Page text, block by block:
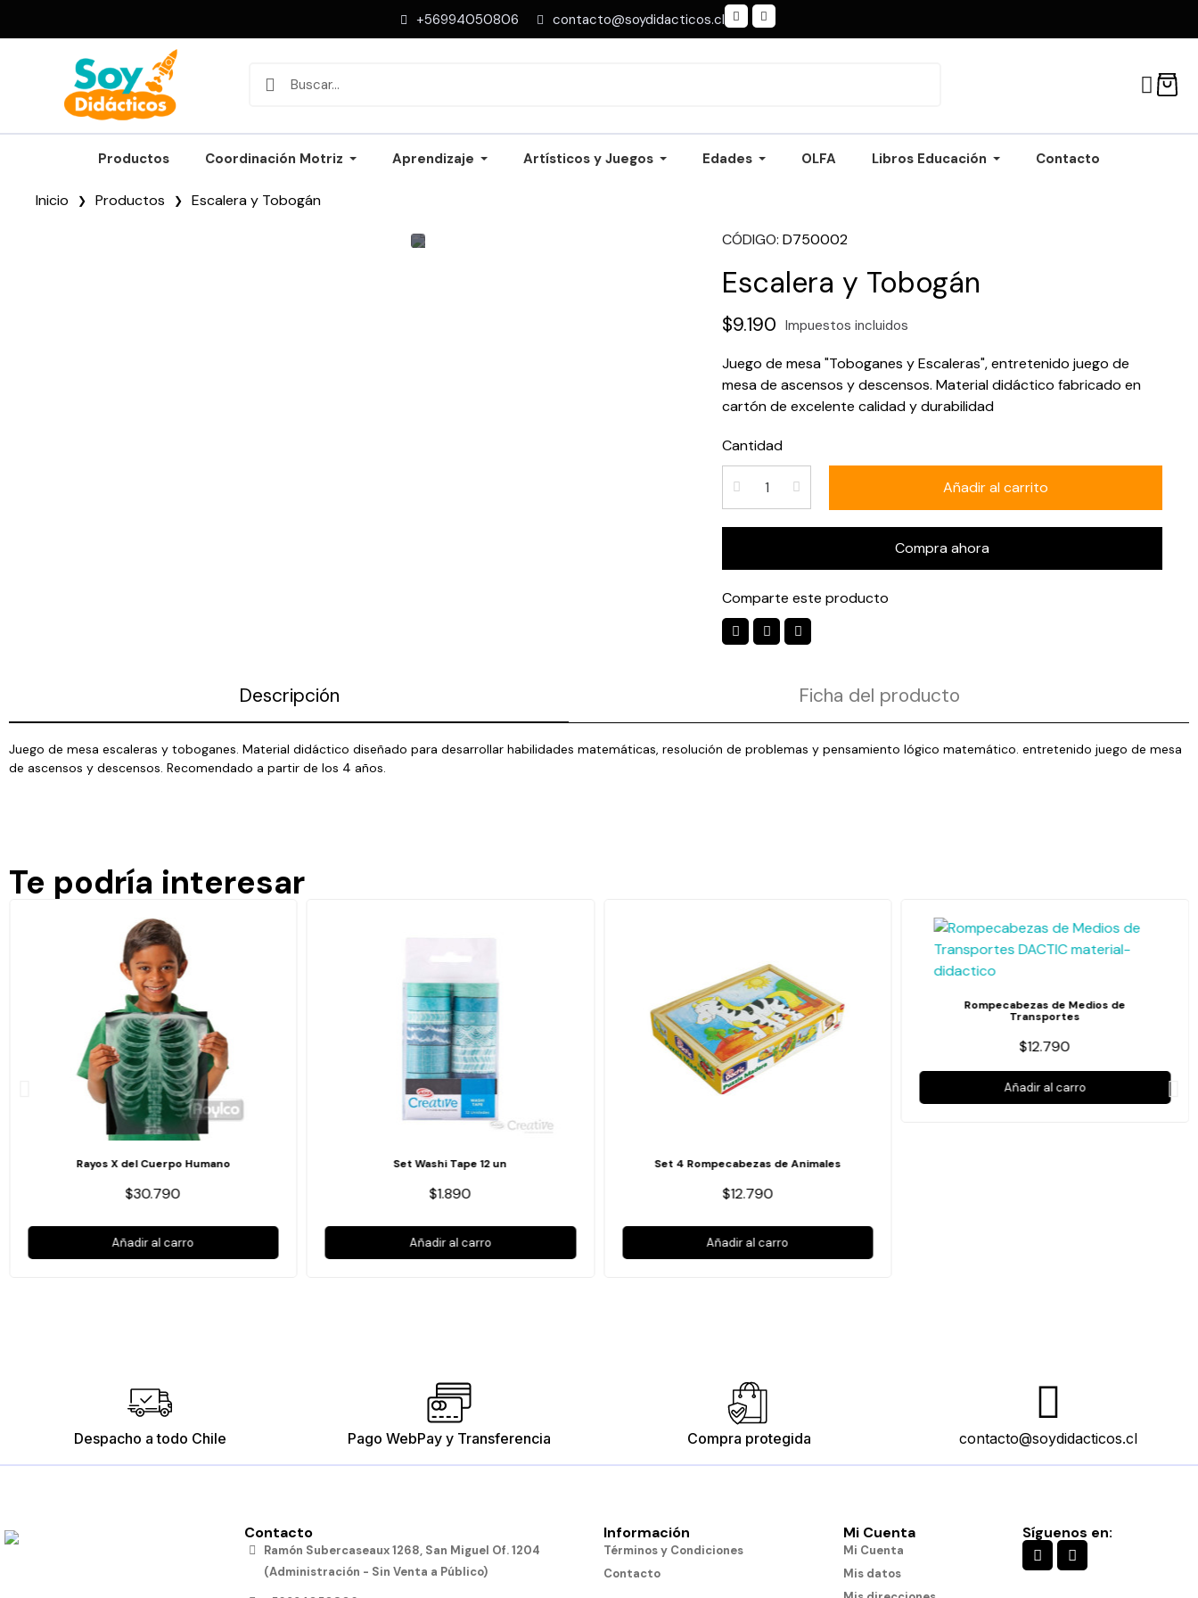
+56994050806 contacto@soydidacticos.cl
Productos Coordinación Motriz Aprendizaje Artísticos y Juegos Edades OLFA Libros Educación Contacto
Inicio Productos Escalera y Tobogán
CÓDIGO D750002
Escalera y Tobogán
$9.190 Impuestos incluidos
Juego de mesa "Toboganes y Escaleras", entretenido juego de
mesa de ascensos y descensos. Material didáctico fabricado en
cartón de excelente calidad y durabilidad
Cantidad
Añadir al carrito
Compra ahora
Comparte este producto
Descripción Ficha del producto
Juego de mesa escaleras y toboganes. Material didáctico diseñado para desarrollar habilidades matemáticas, resolución de problemas y pensamiento lógico matemático. entretenido juego de mesa
de ascensos y descensos. Recomendado a partir de los 4 años.
Te podría interesar
Rayos X del Cuerpo Humano
$30.790
Añadir al carro
Set Washi Tape 12 un
$1.890
Añadir al carro
Set 4 Rompecabezas de Animales
$12.790
Añadir al carro
Rompecabezas de Medios de
Transportes
$12.790
Añadir al carro
Despacho a todo Chile Pago WebPay y Transferencia Compra protegida contacto@soydidacticos.cl
Contacto
Ramón Subercaseaux 1268, San Miguel Of. 1204
(Administración - Sin Venta a Público)
Información
Términos y Condiciones
Contacto
Mi Cuenta
Mi Cuenta
Mis datos
Síguenos en: